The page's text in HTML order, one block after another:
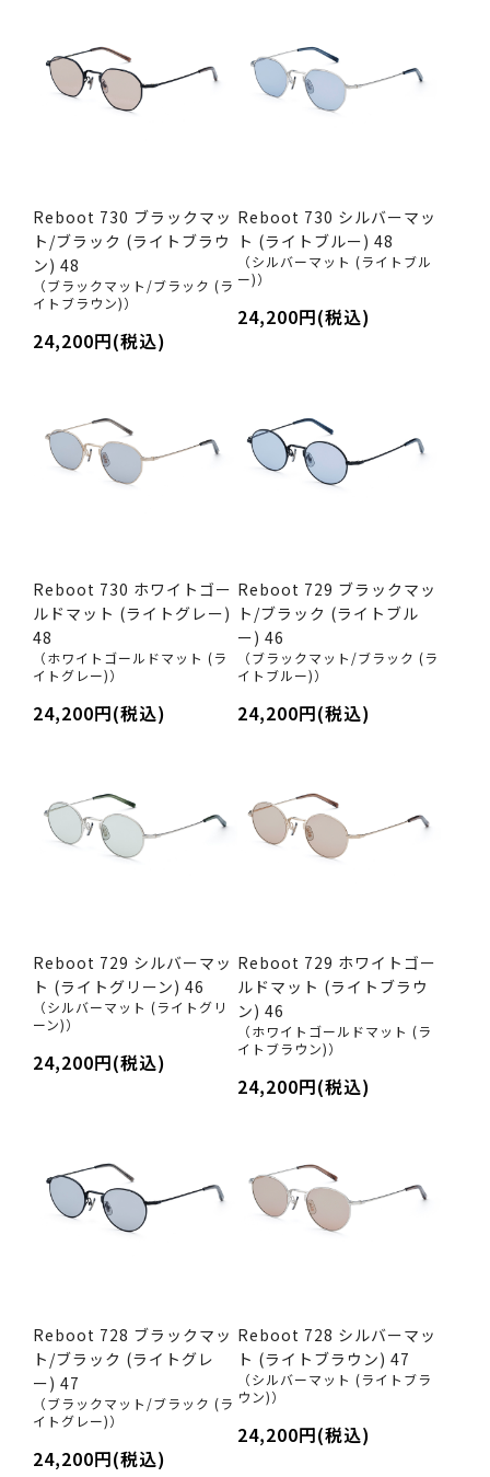
Reboot 730 ブラックマッ
ト/ブラック (ライトブラウ
ン) 48
（ブラックマット/ブラック (ラ
イトブラウン)）
24,200円(税込)
Reboot 730 シルバーマッ
ト (ライトブルー) 48
（シルバーマット (ライトブル
ー)）
24,200円(税込)
Reboot 730 ホワイトゴー
ルドマット (ライトグレー)
48
（ホワイトゴールドマット (ラ
イトグレー)）
24,200円(税込)
Reboot 729 ブラックマッ
ト/ブラック (ライトブル
ー) 46
（ブラックマット/ブラック (ラ
イトブルー)）
24,200円(税込)
Reboot 729 シルバーマッ
ト (ライトグリーン) 46
（シルバーマット (ライトグリ
ーン)）
24,200円(税込)
Reboot 729 ホワイトゴー
ルドマット (ライトブラウ
ン) 46
（ホワイトゴールドマット (ラ
イトブラウン)）
24,200円(税込)
Reboot 728 ブラックマッ
ト/ブラック (ライトグレ
ー) 47
（ブラックマット/ブラック (ラ
イトグレー)）
24,200円(税込)
Reboot 728 シルバーマッ
ト (ライトブラウン) 47
（シルバーマット (ライトブラ
ウン)）
24,200円(税込)